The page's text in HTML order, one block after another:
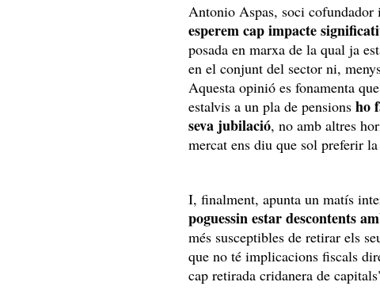
Antonio Aspas, soci
esperem cap impacte
posada en marxa de la qual ja
en el conjunt del sector ni,
Aquesta opinió es fonamenta
estalvis a un pla de pensions ho
seva jubilació, no amb altres
mercat ens diu que sol preferir
I, finalment, apunta un matís
poguessin estar descontents
més susceptibles de retirar els
que no té implicacions fiscals
cap retirada cridanera de